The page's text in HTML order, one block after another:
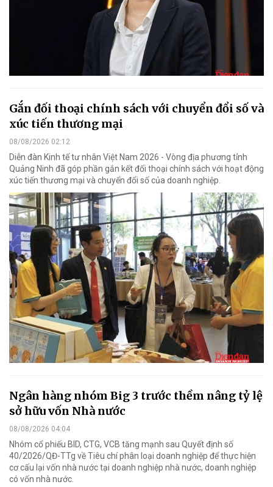
Gắn đối thoại chính sách với chuyển đổi số và
xúc tiến thương mại
08/08/2026 02:12
Diễn đàn Kinh tế tư nhân Việt Nam 2026 - Vòng địa phương tỉnh
Quảng Ninh đã góp phần gắn kết đối thoại chính sách với hoạt động
xúc tiến thương mại và chuyển đổi số của doanh nghiệp.
Ngân hàng nhóm Big 3 trước thềm nâng tỷ lệ
sở hữu vốn Nhà nước
08/08/2026 04:04
Nhóm cổ phiếu BID, CTG, VCB tăng mạnh sau Quyết định số
40/2026/QĐ-TTg về Tiêu chí phân loại doanh nghiệp để thực hiện
cơ cấu lại vốn nhà nước tại doanh nghiệp nhà nước, doanh nghiệp
có vốn nhà nước.